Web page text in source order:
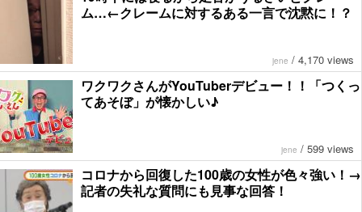
ム…←クレームに対するある一言で沈黙に！？
jene / 4,170 views
ワクワクさんがYouTuberデビュー！！「つくっ
てあそぼ」が懐かしい♪
jene / 599 views
コロナから回復した100歳の女性が色々強い！→
記者の失礼な質問にも見事な回答！